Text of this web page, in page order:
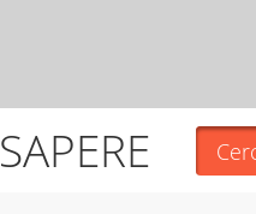
SAPERE